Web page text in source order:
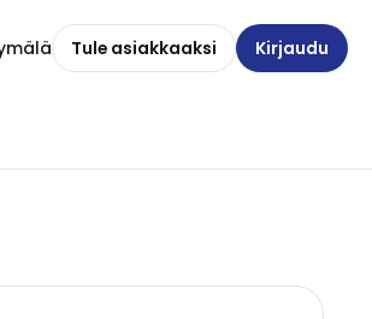
Tule asiakkaaksi Kirjaudu